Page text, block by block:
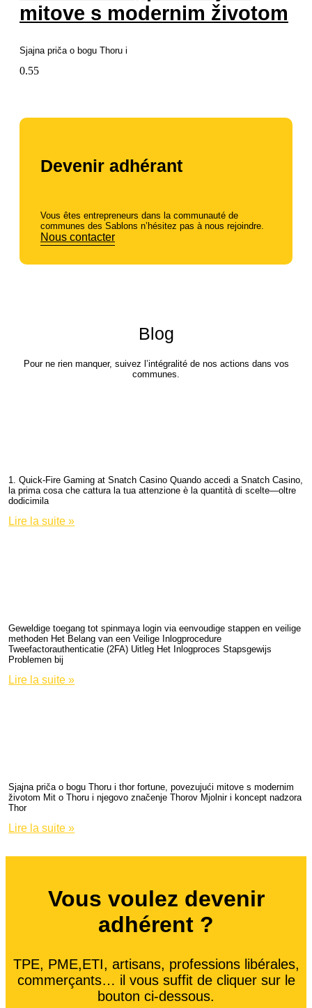
mitove s modernim životom
Sjajna priča o bogu Thoru i
Devenir adhérant
Vous êtes entrepreneurs dans la communauté de
communes des Sablons n’hésitez pas à nous rejoindre.
Nous contacter
Blog
Pour ne rien manquer, suivez l’intégralité de nos actions dans vos
communes.
1. Quick‑Fire Gaming at Snatch Casino Quando accedi a Snatch Casino,
la prima cosa che cattura la tua attenzione è la quantità di scelte—oltre
dodicimila
Lire la suite »
Geweldige toegang tot spinmaya login via eenvoudige stappen en veilige
methoden Het Belang van een Veilige Inlogprocedure
Tweefactorauthenticatie (2FA) Uitleg Het Inlogproces Stapsgewijs
Problemen bij
Lire la suite »
Sjajna priča o bogu Thoru i thor fortune, povezujući mitove s modernim
životom Mit o Thoru i njegovo značenje Thorov Mjolnir i koncept nadzora
Thor
Lire la suite »
Vous voulez devenir
adhérent ?
TPE, PME,ETI, artisans, professions libérales,
commerçants… il vous suffit de cliquer sur le
bouton ci-dessous.